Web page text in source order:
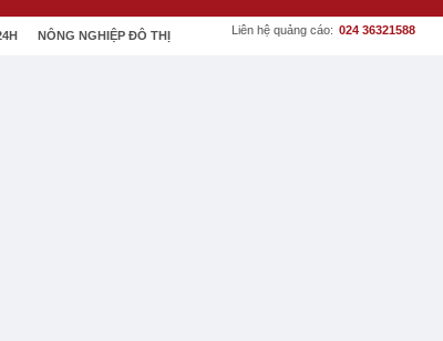
NÔNG NGHIỆP ĐÔ THỊ Liên hệ quảng cáo: 024 36321588